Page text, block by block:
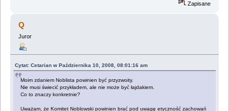
Zapisane
Q
Juror
Cytat: Cetarian w Października 10, 2008, 08:01:16 am
Moim zdaniem Noblista powinien być przyzwoity.
Nie musi świecić przykładem, ale nie może być łajdakiem.
Co to znaczy konkretnie?
Uważam, że Komitet Noblowski powinien brać pod uwagę etyczność zachowań